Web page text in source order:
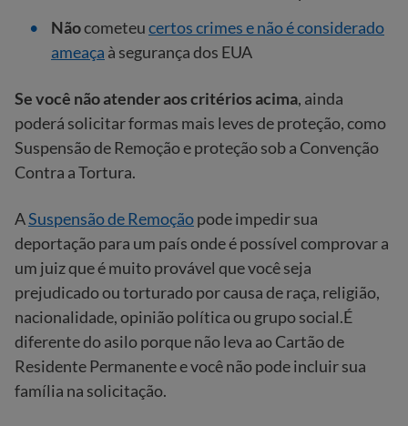
Nãocometeucertos crimes e não é considerado
ameaça à segurança dos EUA
Se você não atender aos critérios acima, ainda
poderá solicitar formas mais leves de proteção, como
Suspensão de Remoção e proteção sob a Convenção
Contra a Tortura.
ASuspensão de Remoçãopode impedir sua
deportação para um país onde é possível comprovar a
um juiz que é muito provável que você seja
prejudicado ou torturado por causa de raça, religião,
nacionalidade, opinião política ou grupo social.É
diferente do asilo porque não leva ao Cartão de
Residente Permanente e você não pode incluir sua
família na solicitação.